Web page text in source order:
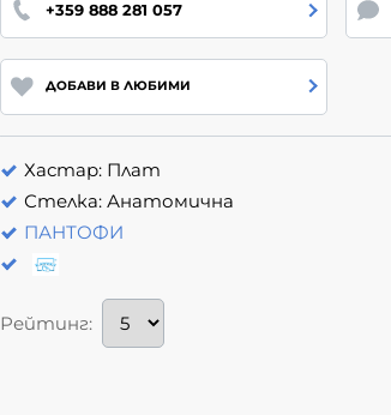
+359 888 281 057
ДОБАВИ В ЛЮБИМИ
Хастар: Плат
Стелка: Анатомична
ПАНТОФИ
Рейтинг: